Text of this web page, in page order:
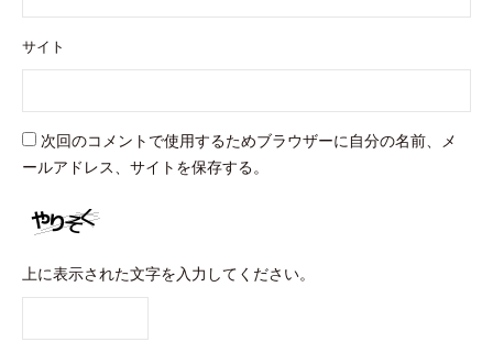
サイト
次回のコメントで使用するためブラウザーに自分の名前、メ
ールアドレス、サイトを保存する。
上に表示された文字を入力してください。